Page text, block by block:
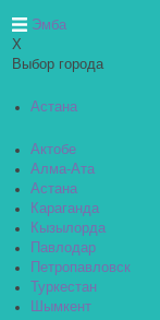
Эмба
X
Выбор города
Астана
Актобе
Алма-Ата
Астана
Караганда
Кызылорда
Павлодар
Петропавловск
Туркестан
Шымкент